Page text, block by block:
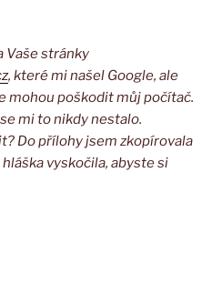
Vaše stránky
, které mi našel Google, ale
mohou poškodit můj počítač.
mi to nikdy nestalo.
Do přílohy jsem zkopírovala
vyskočila, abyste si